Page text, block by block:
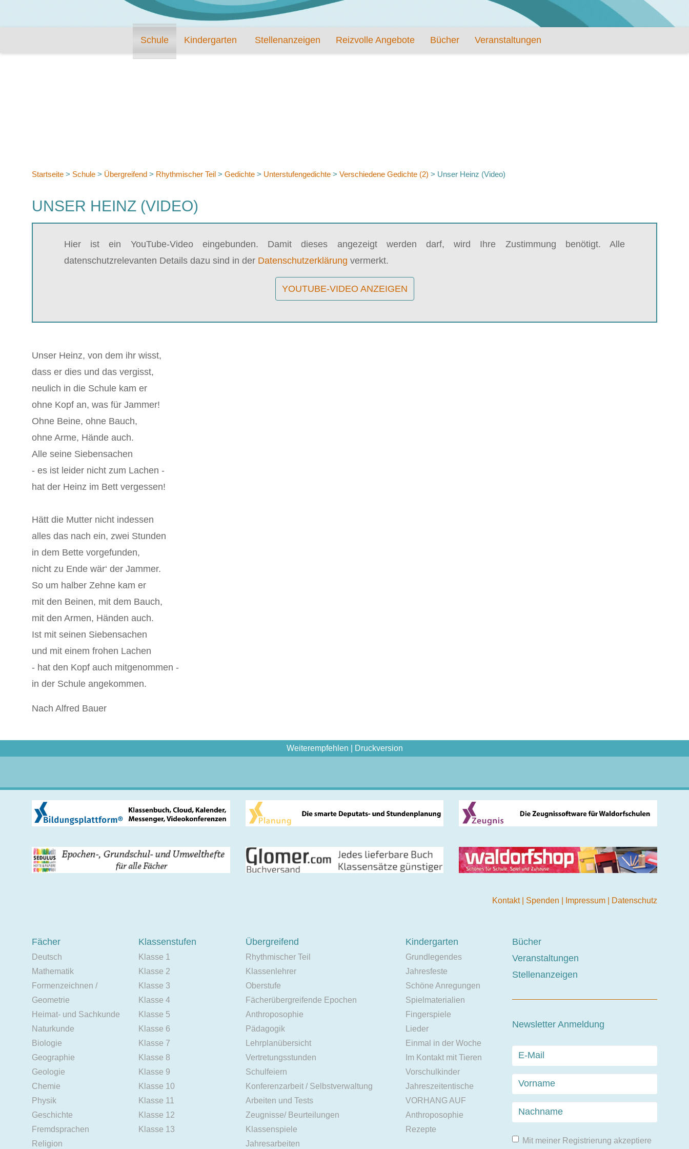
Schule Kindergarten Stellenanzeigen Reizvolle Angebote Bücher Veranstaltungen
Startseite > Schule > Übergreifend > Rhythmischer Teil > Gedichte > Unterstufengedichte > Verschiedene Gedichte (2) > Unser Heinz (Video)
UNSER HEINZ (VIDEO)
Hier ist ein YouTube-Video eingebunden. Damit dieses angezeigt werden darf, wird Ihre Zustimmung benötigt. Alle
datenschutzrelevanten Details dazu sind in der Datenschutzerklärung vermerkt.
YOUTUBE-VIDEO ANZEIGEN
Unser Heinz, von dem ihr wisst,
dass er dies und das vergisst,
neulich in die Schule kam er
ohne Kopf an, was für Jammer!
Ohne Beine, ohne Bauch,
ohne Arme, Hände auch.
Alle seine Siebensachen
- es ist leider nicht zum Lachen -
hat der Heinz im Bett vergessen!
Hätt die Mutter nicht indessen
alles das nach ein, zwei Stunden
in dem Bette vorgefunden,
nicht zu Ende wär‘ der Jammer.
So um halber Zehne kam er
mit den Beinen, mit dem Bauch,
mit den Armen, Händen auch.
Ist mit seinen Siebensachen
und mit einem frohen Lachen
- hat den Kopf auch mitgenommen -
in der Schule angekommen.
Nach Alfred Bauer
Weiterempfehlen Druckversion
Kontakt Spenden Impressum Datenschutz
Fächer
Deutsch
Mathematik
Formenzeichnen /
Geometrie
Heimat- und Sachkunde
Naturkunde
Biologie
Geographie
Geologie
Chemie
Physik
Geschichte
Fremdsprachen
Religion
Klassenstufen
Klasse 1
Klasse 2
Klasse 3
Klasse 4
Klasse 5
Klasse 6
Klasse 7
Klasse 8
Klasse 9
Klasse 10
Klasse 11
Klasse 12
Klasse 13
Übergreifend
Rhythmischer Teil
Klassenlehrer
Oberstufe
Fächerübergreifende Epochen
Anthroposophie
Pädagogik
Lehrplanübersicht
Vertretungsstunden
Schulfeiern
Konferenzarbeit / Selbstverwaltung
Arbeiten und Tests
Zeugnisse/ Beurteilungen
Klassenspiele
Jahresarbeiten
Kindergarten
Grundlegendes
Jahresfeste
Schöne Anregungen
Spielmaterialien
Fingerspiele
Lieder
Einmal in der Woche
Im Kontakt mit Tieren
Vorschulkinder
Jahreszeitentische
VORHANG AUF
Anthroposophie
Rezepte
Bücher
Veranstaltungen
Stellenanzeigen
Newsletter Anmeldung
Mit meiner Registrierung akzeptiere